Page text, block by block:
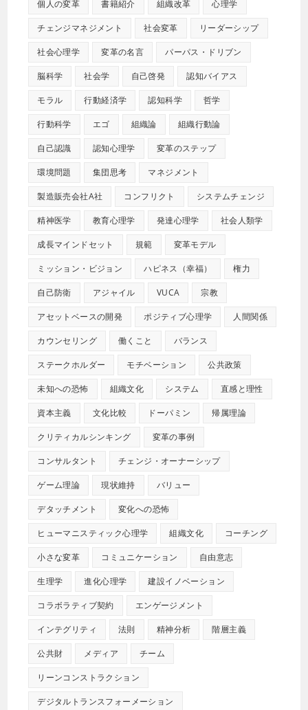
個人の変革 書籍紹介 組織改革 心理学
チェンジマネジメント 社会変革 リーダーシップ
社会心理学 変革の名言 パーパス・ドリブン
脳科学 社会学 自己啓発 認知バイアス
モラル 行動経済学 認知科学 哲学
行動科学 エゴ 組織論 組織行動論
自己認識 認知心理学 変革のステップ
環境問題 集団思考 マネジメント
製造販売会社A社 コンフリクト システムチェンジ
精神医学 教育心理学 発達心理学 社会人類学
成長マインドセット 規範 変革モデル
ミッション・ビジョン ハピネス（幸福） 権力
自己防衛 アジャイル VUCA 宗教
アセットベースの開発 ポジティブ心理学 人間関係
カウンセリング 働くこと バランス
ステークホルダー モチベーション 公共政策
未知への恐怖 組織文化 システム 直感と理性
資本主義 文化比較 ドーパミン 帰属理論
クリティカルシンキング 変革の事例
コンサルタント チェンジ・オーナーシップ
ゲーム理論 現状維持 バリュー
デタッチメント 変化への恐怖
ヒューマニスティック心理学 組織文化 コーチング
小さな変革 コミュニケーション 自由意志
生理学 進化心理学 建設イノベーション
コラボラティブ契約 エンゲージメント
インテグリティ 法則 精神分析 階層主義
公共財 メディア チーム
リーンコンストラクション
デジタルトランスフォーメーション